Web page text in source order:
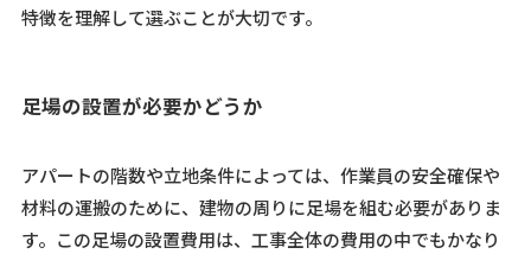
特徴を理解して選ぶことが大切です。
足場の設置が必要かどうか
アパートの階数や立地条件によっては、作業員の安全確保や
材料の運搬のために、建物の周りに足場を組む必要がありま
す。この足場の設置費用は、工事全体の費用の中でもかなり